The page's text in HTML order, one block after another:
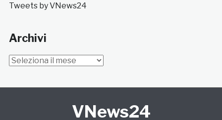
Tweets by VNews24
Archivi
Archivi
VNews24